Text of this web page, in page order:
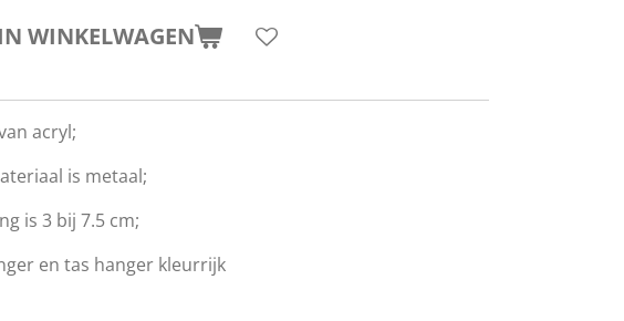
WINKELWAGEN
acryl;
is metaal;
is 3 bij 7.5 cm;
en tas hanger kleurrijk